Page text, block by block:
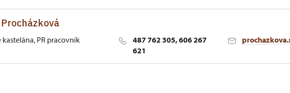
kastelána, PR pracovník
487 762 305, 606 267
621